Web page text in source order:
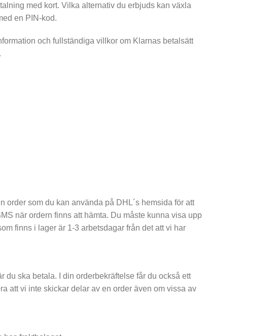
med kort. Vilka alternativ du erbjuds kan växla
en PIN-kod.
och fullständiga villkor om Klarnas betalsätt
order som du kan använda på DHL´s hemsida för att
när ordern finns att hämta. Du måste kunna visa upp
finns i lager är 1-3 arbetsdagar från det att vi har
du ska betala. I din orderbekräftelse får du också ett
att vi inte skickar delar av en order även om vissa av